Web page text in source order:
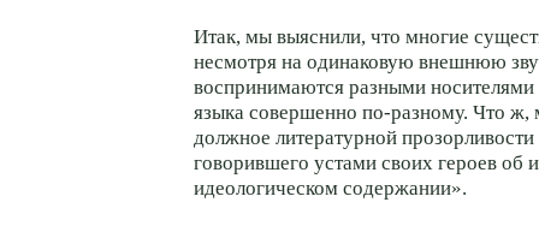
Итак, мы выяснили, что многие
несмотря на одинаковую внешнюю
воспринимаются разными носителями
языка совершенно по-разному. Что ж,
должное литературной
говорившего устами своих героев об
идеологическом содержании».